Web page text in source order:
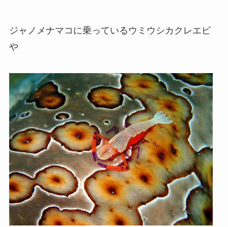
ジャノメナマコに乗っているウミウシカクレエビ
や